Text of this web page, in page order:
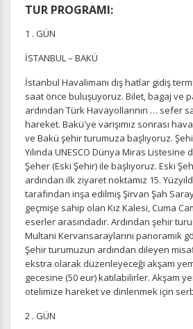
TUR PROGRAMI:
1 . GÜN
İSTANBUL – BAKÜ
İstanbul Havalimanı dış hatlar gidiş
saat önce buluşuyoruz. Bilet, bagaj ve
ardından Türk Havayollarının … sefer
hareket. Bakü'ye varışımız sonrası
ve Bakü şehir turumuza başlıyoruz.
Yılında UNESCO Dünya Miras Listesine
Şeher (Eski Şehir) ile başlıyoruz. Eski
ardından ilk ziyaret noktamız 15.
tarafından inşa edilmiş Şirvan Şah
geçmişe sahip olan Kız Kalesi, Cuma
eserler arasındadır. Ardından şehir
Multani Kervansaraylarını panoramik
Şehir turumuzun ardından dileyen
ekstra olarak düzenleyeceği akşam
gecesine (50 eur) katılabilirler. Akşam
otelimize hareket ve dinlenmek için
2 . GÜN